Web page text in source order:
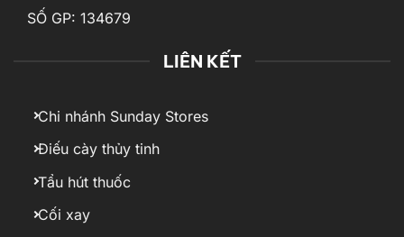
SỐ GP: 134679
LIÊN KẾT
Chi nhánh Sunday Stores
Điếu cày thủy tinh
Tẩu hút thuốc
Cối xay